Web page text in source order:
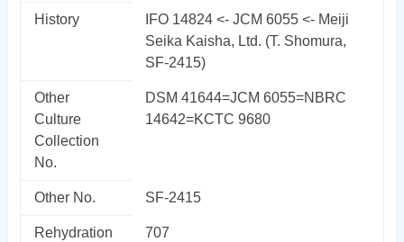
History
IFO 14824 <- JCM 6055 <- Meiji
Seika Kaisha, Ltd. (T. Shomura,
SF-2415)
Other
Culture
Collection
No.
DSM 41644=JCM 6055=NBRC
14642=KCTC 9680
Other No. SF-2415
Rehydration
707